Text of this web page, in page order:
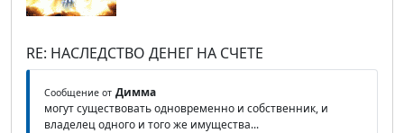
RE: НАСЛЕДСТВО ДЕНЕГ НА СЧЕТЕ
Сообщение от Димма
могут существовать одновременно и собственник, и
владелец одного и того же имущества...